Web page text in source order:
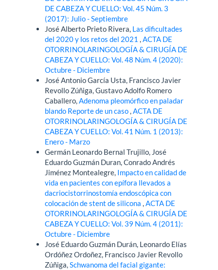
DE CABEZA Y CUELLO: Vol. 45 Núm. 3
(2017): Julio - Septiembre
José Alberto Prieto Rivera, Las dificultades
del 2020 y los retos del 2021,ACTA DE
OTORRINOLARINGOLOGÍA & CIRUGÍA DE
CABEZA Y CUELLO: Vol. 48 Núm. 4 (2020):
Octubre - Diciembre
José Antonio García Usta, Francisco Javier
Revollo Zúñiga, Gustavo Adolfo Romero
Caballero,Adenoma pleomórfico en paladar
blando Reporte de un caso,ACTA DE
OTORRINOLARINGOLOGÍA & CIRUGÍA DE
CABEZA Y CUELLO: Vol. 41 Núm. 1 (2013):
Enero - Marzo
Germán Leonardo Bernal Trujillo, José
Eduardo Guzmán Duran, Conrado Andrés
Jiménez Montealegre, Impacto en calidad de
vida en pacientes con epífora llevados a
dacriocistorrinostomía endoscópica con
colocación de stent de silicona,ACTA DE
OTORRINOLARINGOLOGÍA & CIRUGÍA DE
CABEZA Y CUELLO: Vol. 39 Núm. 4 (2011):
Octubre - Diciembre
José Eduardo Guzmán Durán, Leonardo Elías
Ordóñez Ordoñez, Francisco Javier Revollo
Zúñiga,Schwanoma del facial gigante: